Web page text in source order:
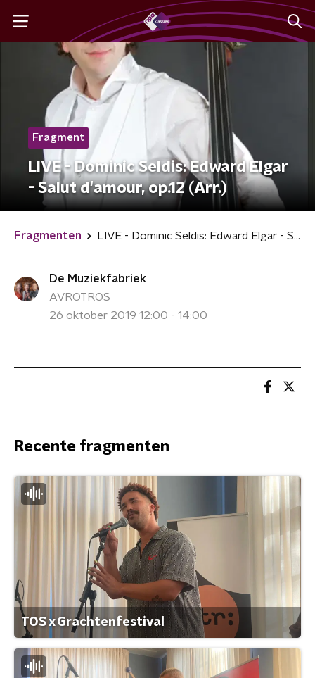
Fragment
LIVE - Dominic Seldis: Edward Elgar
- Salut d'amour, op.12 (Arr.)
Fragmenten LIVE - Dominic Seldis: Edward Elgar - Salut d'amour, op.12 (Arr.)
De Muziekfabriek
AVROTROS
26 oktober 2019 12:00 - 14:00
Recente fragmenten
TOS x Grachtenfestival